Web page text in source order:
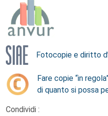
Fotocopie e diritto
Fare copie “in
di quanto si possa
Condividi :